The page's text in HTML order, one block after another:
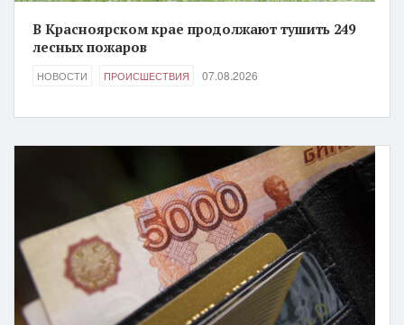
В Красноярском крае продолжают тушить 249
лесных пожаров
НОВОСТИ ПРОИСШЕСТВИЯ 07.08.2026